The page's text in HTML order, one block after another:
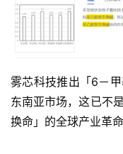
雾芯科技推出「6－
东南亚市场，这已不
换命」的全球产业革命